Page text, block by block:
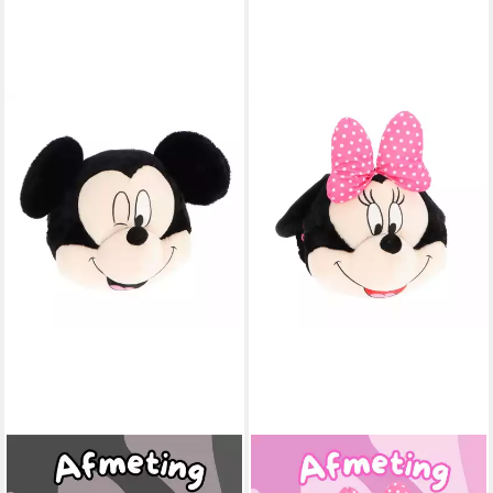
TEXTIEL TRADE B.V.
Handwärmer Disney Mickey
TEXTIEL TRADE B.V.
Handwärmer Disney Minnie